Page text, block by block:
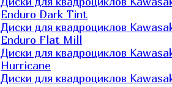
Enduro Dark Tint
Диски для квадроциклов
Enduro Flat Mill
Диски для квадроциклов
Hurricane
Диски для квадроциклов